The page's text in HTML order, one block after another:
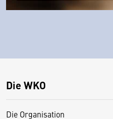
Die WKO
Die Organisation